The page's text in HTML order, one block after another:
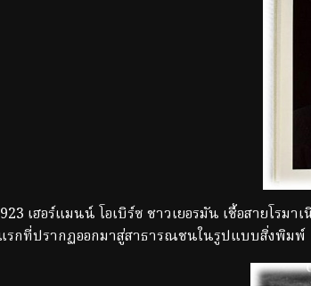
ฮอร์แมนน์ โอเบิร์ซ ชาวเยอรมัน เชื้อสายโรมา
รกที่ปรากฏออกมาสู่สาธารณชนในรูปแบบสิ่งพิมพ์